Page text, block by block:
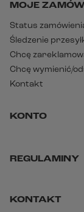
MOJE
Status
Śledzenie
Chcę
Chcę wymienić/
Kontakt
KONTO
REGULAMINY
KONTAKT